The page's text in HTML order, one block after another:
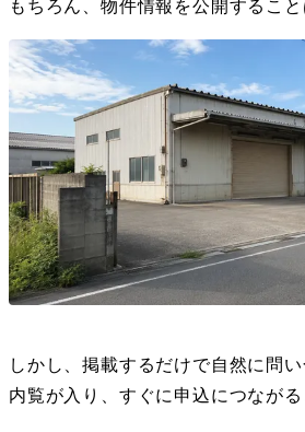
もちろん、物件情報を公開すること
しかし、掲載するだけで自然に問い
内覧が入り、すぐに申込につながる